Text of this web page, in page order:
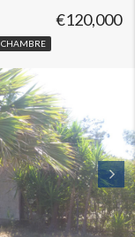
CHAMBRE
€120,000